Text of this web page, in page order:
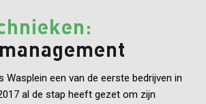
Wasplein een van de eerste bedrijven in
al de stap heeft gezet om zijn